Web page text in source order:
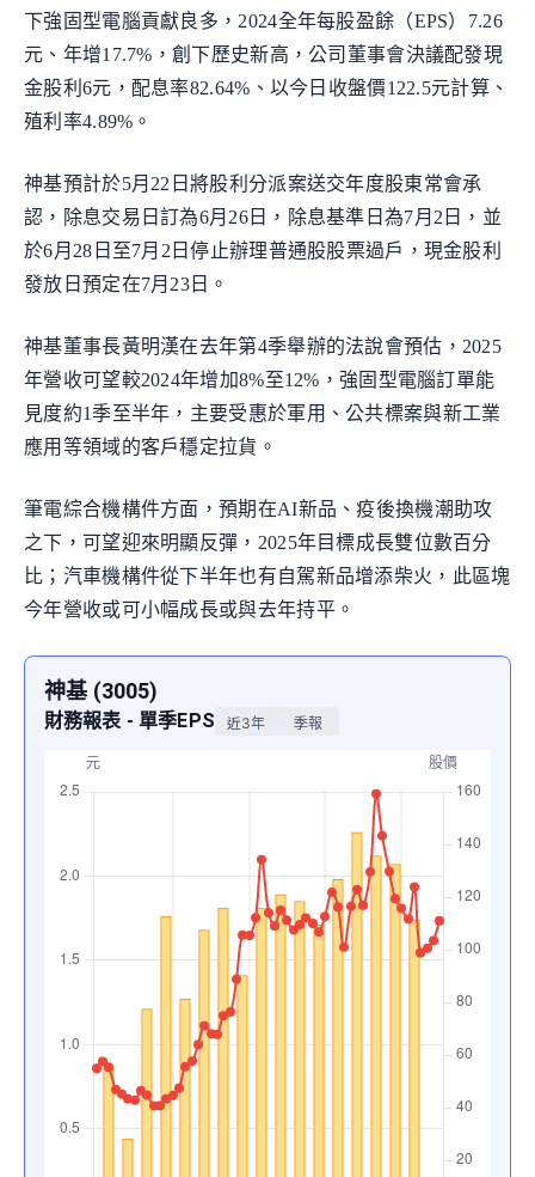
下強固型電腦貢獻良多，2024全年每股盈餘（EPS）7.26
元、年增17.7%，創下歷史新高，公司董事會決議配發現
金股利6元，配息率82.64%、以今日收盤價122.5元計算、
殖利率4.89%。
神基預計於5月22日將股利分派案送交年度股東常會承
認，除息交易日訂為6月26日，除息基準日為7月2日，並
於6月28日至7月2日停止辦理普通股股票過戶，現金股利
發放日預定在7月23日。
神基董事長黃明漢在去年第4季舉辦的法說會預估，2025
年營收可望較2024年增加8%至12%，強固型電腦訂單能
見度約1季至半年，主要受惠於軍用、公共標案與新工業
應用等領域的客戶穩定拉貨。
筆電綜合機構件方面，預期在AI新品、疫後換機潮助攻
之下，可望迎來明顯反彈，2025年目標成長雙位數百分
比；汽車機構件從下半年也有自駕新品增添柴火，此區塊
今年營收或可小幅成長或與去年持平。